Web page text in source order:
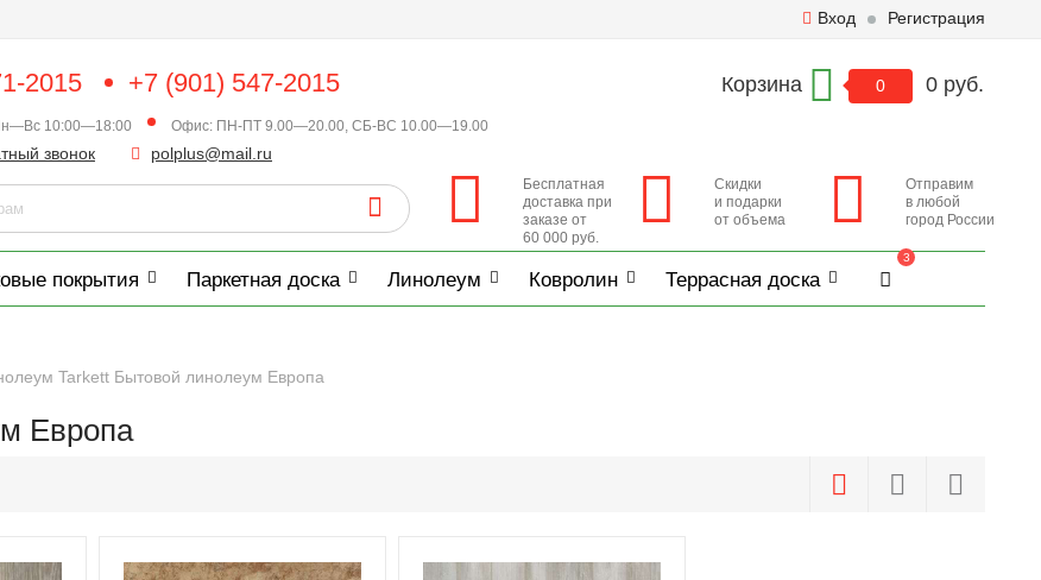
Вход Регистрация
2015 +7 (901) 547-2015
10:00—18:00 Офис: ПН-ПТ 9.00—20.00, СБ-ВС 10.00—19.00
звонок polplus@mail.ru
Корзина 0 0 руб.
Бесплатная
доставка при
заказе от
60 000 руб.
Скидки
и подарки
от объема
Отправим
в любой
город России
покрытия Паркетная доска Линолеум Ковролин Террасная доска
3
Tarkett Бытовой линолеум Европа
Европа